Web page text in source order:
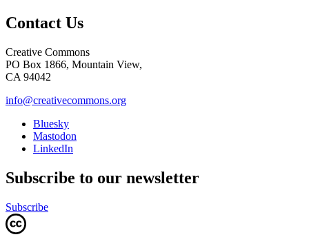
Contact Us
Creative Commons
PO Box 1866, Mountain View,
CA 94042
info@creativecommons.org
Bluesky
Mastodon
LinkedIn
Subscribe to our newsletter
Subscribe